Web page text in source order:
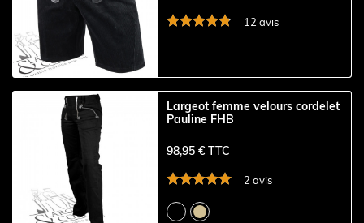
12 avis
Largeot femme velours cordelet
Pauline FHB
98,95 € TTC
2 avis